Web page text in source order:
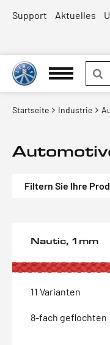
Support Aktuelles
Startseite Industrie
Filtern Sie Ihre
Nautic, 1mm
11 Varianten
8-fach geflochten